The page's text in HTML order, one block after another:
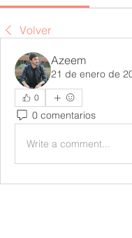
Volver
Azeem
21 de enero de
0
0 comentarios
Write a comment...